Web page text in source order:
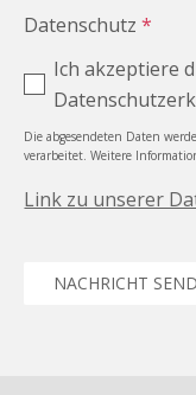
Datenschutz*
Ich akzeptiere
Die abgesendeten Daten
verarbeitet. Weitere
Link zu unserer
NACHRICHT